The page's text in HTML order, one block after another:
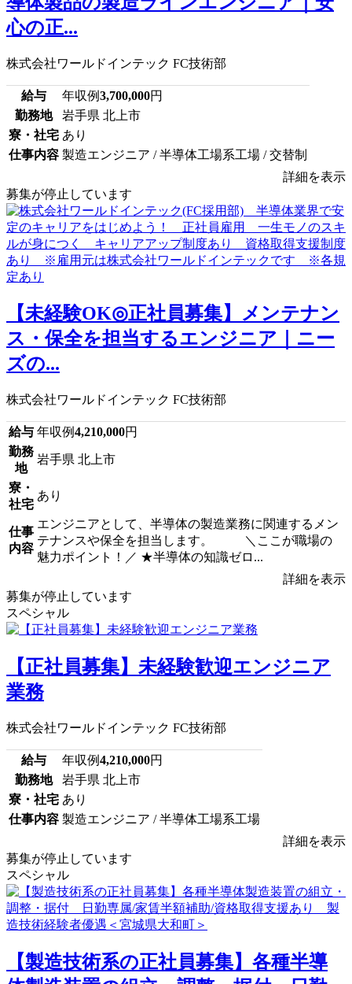
心の正...
株式会社ワールドインテック FC技術部
給与 年収例3,700,000円
勤務地
岩手県 北上市
寮・社宅 あり
仕事内容 製造エンジニア / 半導体工場系工場 / 交替制
詳細を表示
募集が停止しています
【未経験OK◎正社員募集】メンテナン
ス・保全を担当するエンジニア｜ニー
ズの...
株式会社ワールドインテック FC技術部
給与 年収例4,210,000円
勤務
地
岩手県 北上市
寮・
社宅
あり
仕事
内容
エンジニアとして、半導体の製造業務に関連するメン
テナンスや保全を担当します。 ＼ここが職場の
魅力ポイント！／ ★半導体の知識ゼロ...
詳細を表示
募集が停止しています
スペシャル
【正社員募集】未経験歓迎エンジニア
業務
株式会社ワールドインテック FC技術部
給与 年収例4,210,000円
勤務地
岩手県 北上市
寮・社宅 あり
仕事内容 製造エンジニア / 半導体工場系工場
詳細を表示
募集が停止しています
スペシャル
【製造技術系の正社員募集】各種半導